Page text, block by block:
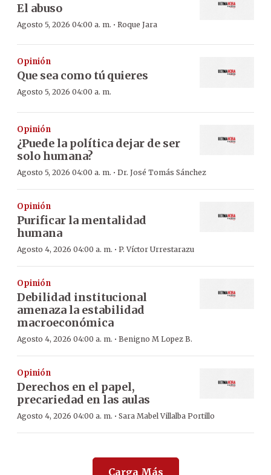
El abuso
Agosto 5, 2026 04:00 a. m. · Roque Jara
Opinión
Que sea como tú quieres
Agosto 5, 2026 04:00 a. m.
Opinión
¿Puede la política dejar de ser
solo humana?
Agosto 5, 2026 04:00 a. m. · Dr. José Tomás Sánchez
Opinión
Purificar la mentalidad
humana
Agosto 4, 2026 04:00 a. m. · P. Víctor Urrestarazu
Opinión
Debilidad institucional
amenaza la estabilidad
macroeconómica
Agosto 4, 2026 04:00 a. m. · Benigno M Lopez B.
Opinión
Derechos en el papel,
precariedad en las aulas
Agosto 4, 2026 04:00 a. m. · Sara Mabel Villalba Portillo
Carga Más